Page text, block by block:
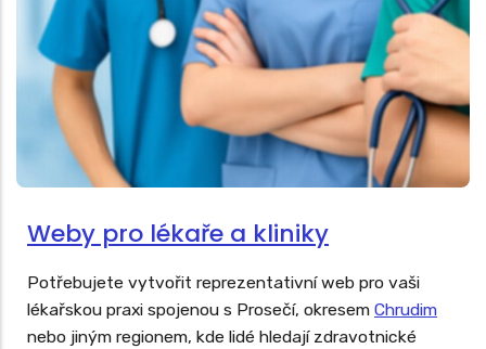
Weby pro lékaře a kliniky
Potřebujete vytvořit reprezentativní web pro vaši
lékařskou praxi spojenou s Prosečí, okresem Chrudim
nebo jiným regionem, kde lidé hledají zdravotnické